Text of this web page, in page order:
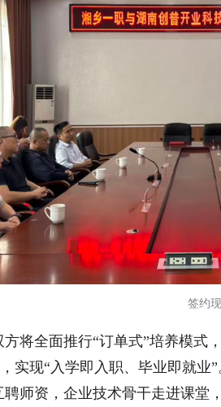
签约现
将全面推行“订单式”培养模式
实现“入学即入职、毕业即就
师资，企业技术骨干走进课堂